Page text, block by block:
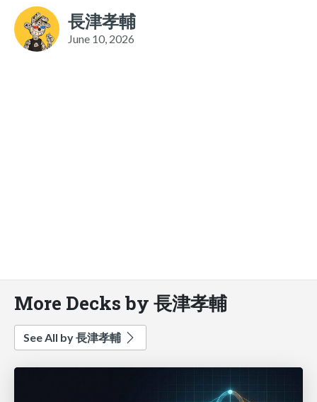
長津孝輔
June 10, 2026
More Decks by 長津孝輔
See All by 長津孝輔